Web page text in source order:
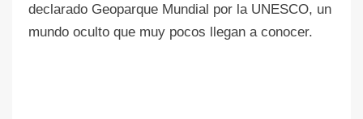
declarado Geoparque Mundial por la UNESCO, un
mundo oculto que muy pocos llegan a conocer.